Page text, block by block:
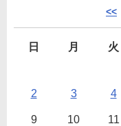
<<
日 月 火
2 3 4
9 10 11